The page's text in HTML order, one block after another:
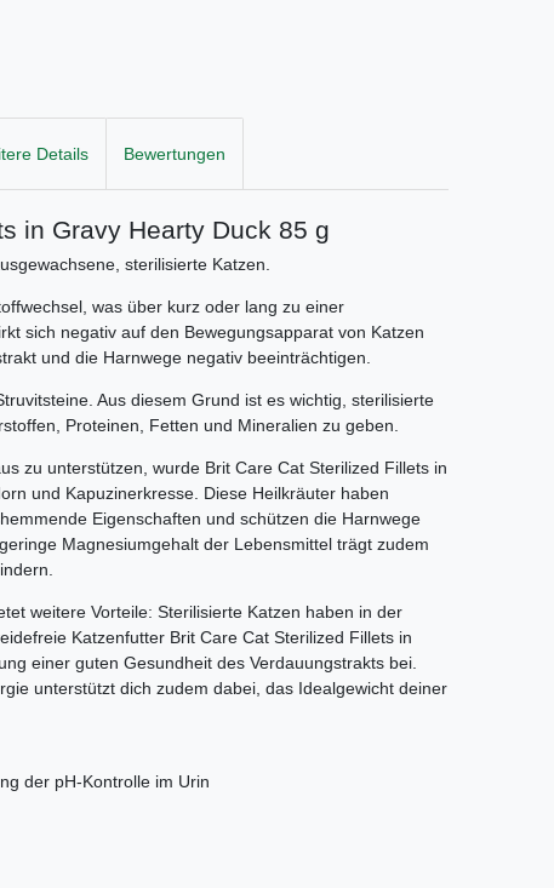
Details Bewertungen
in Gravy Hearty Duck 85 g
sterilisierte Katzen.
was über kurz oder lang zu einer
sich negativ auf den Bewegungsapparat von Katzen
und die Harnwege negativ beeinträchtigen.
Aus diesem Grund ist es wichtig, sterilisierte
Proteinen, Fetten und Mineralien zu geben.
zu unterstützen, wurde Brit Care Cat Sterilized Fillets in
und Kapuzinerkresse. Diese Heilkräuter haben
Eigenschaften und schützen die Harnwege
Magnesiumgehalt der Lebensmittel trägt zudem
weitere Vorteile: Sterilisierte Katzen haben in der
Katzenfutter Brit Care Cat Sterilized Fillets in
einer guten Gesundheit des Verdauungstrakts bei.
unterstützt dich zudem dabei, das Idealgewicht deiner
der pH-Kontrolle im Urin